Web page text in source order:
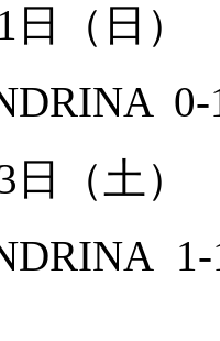
1日（日
日（土